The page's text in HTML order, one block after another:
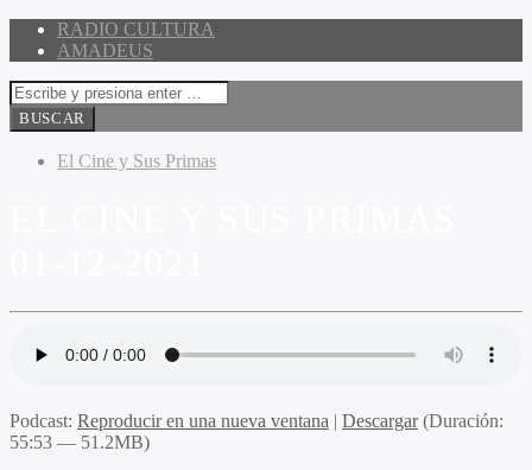
RADIO CULTURA
AMADEUS
El Cine y Sus Primas
Podcast: Reproducir en una nueva ventana | Descargar(Duración:
55:53 — 51.2MB)